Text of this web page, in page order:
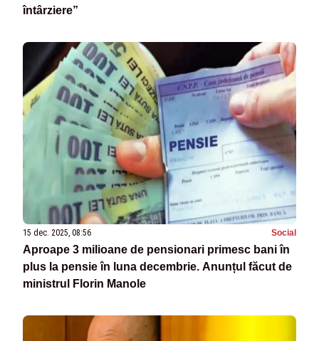
întârziere”
15 dec. 2025, 08:56 Social
Aproape 3 milioane de pensionari primesc bani în
plus la pensie în luna decembrie. Anunțul făcut de
ministrul Florin Manole